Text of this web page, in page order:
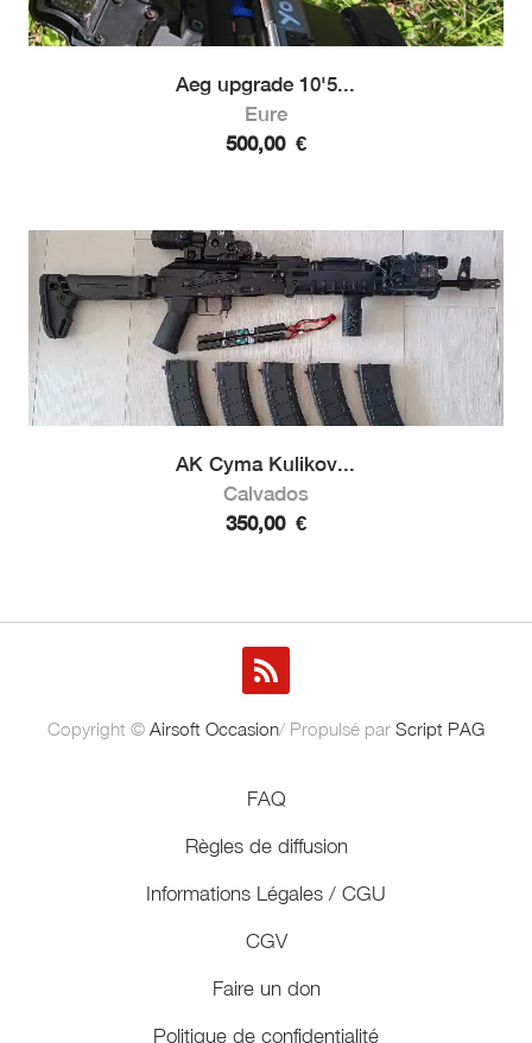
Aeg upgrade 10'5...
Eure
500,00 €
AK Cyma Kulikov...
Calvados
350,00 €
Copyright © Airsoft Occasion/ Propulsé par Script PAG
FAQ
Règles de diffusion
Informations Légales / CGU
CGV
Faire un don
Politique de confidentialité